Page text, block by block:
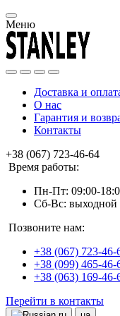
Меню
Доставка и
О нас
Гарантия и
Контакты
+38 (067) 723-46-64
Время работы:
Пн-Пт: 09:00-
Сб-Вс: выходной
Позвоните нам:
+38 (067) 723-46-
+38 (099) 465-46-
+38 (063) 169-46-
Перейти в контакты